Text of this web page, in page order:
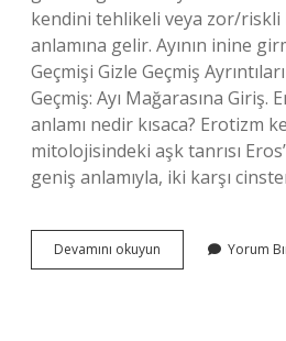
kendini tehlikeli veya zor/
anlamına gelir. Ayının inine
Geçmişi Gizle Geçmiş
Geçmiş: Ayı Mağarasına Giriş.
anlamı nedir kısaca? Erotizm
mitolojisindeki aşk tanrısı
geniş anlamıyla, iki karşı
Devamını okuyun
Kelimesinin
Yorum